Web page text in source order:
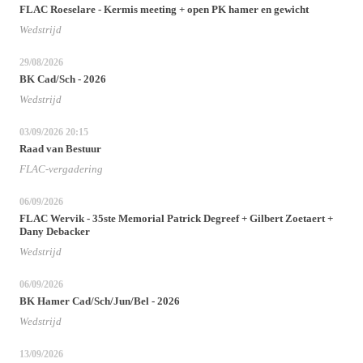
FLAC Roeselare - Kermis meeting + open PK hamer en gewicht
Wedstrijd
29/08/2026
BK Cad/Sch - 2026
Wedstrijd
03/09/2026 20:15
Raad van Bestuur
FLAC-vergadering
06/09/2026
FLAC Wervik - 35ste Memorial Patrick Degreef + Gilbert Zoetaert +
Dany Debacker
Wedstrijd
06/09/2026
BK Hamer Cad/Sch/Jun/Bel - 2026
Wedstrijd
13/09/2026